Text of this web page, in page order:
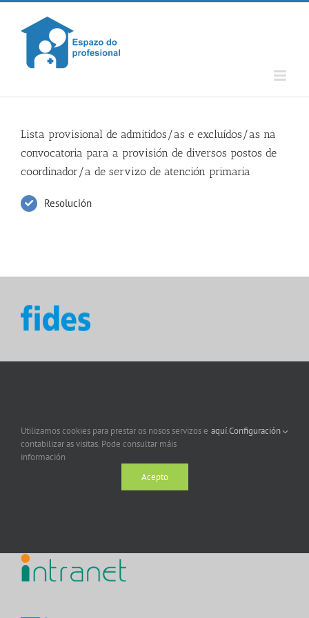
Skip
content
Lista provisional de admitidos/as e excluídos/as na
convocatoria para a provisión de diversos postos de
coordinador/a de servizo de atención primaria
Resolución
Utilizamos cookies para prestar os nosos servizos e
contabilizar as visitas. Pode consultar máis
información
aquí.Configuración
Acepto